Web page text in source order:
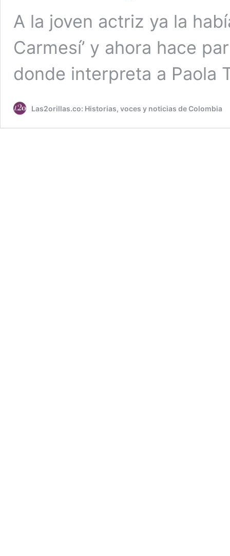
A la joven actriz ya la
Carmesí’ y ahora hace
donde interpreta a Paola
Las2orillas.co: Historias, voces y noticias de Colombia